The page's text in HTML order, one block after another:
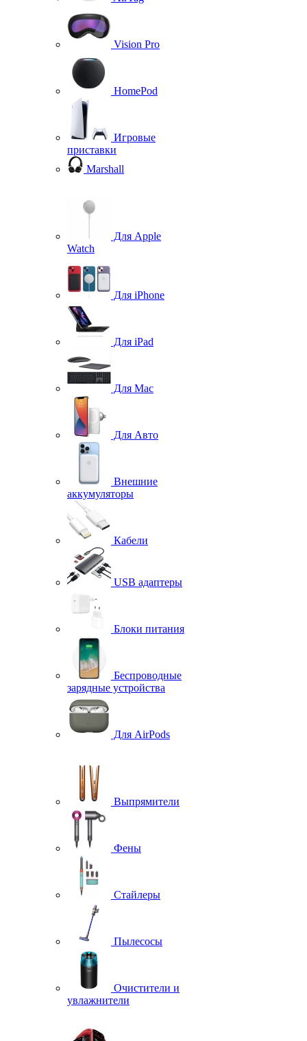
Vision Pro
HomePod
Игровые
приставки
Marshall
Для Apple
Watch
Для iPhone
Для iPad
Для Mac
Для Авто
Внешние
аккумуляторы
Кабели
USB адаптеры
Блоки питания
Беспроводные
зарядные устройства
Для AirPods
Выпрямители
Фены
Стайлеры
Пылесосы
Очистители и
увлажнители